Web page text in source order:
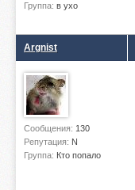
Группа: в ухо
Argnist
Сообщения: 130
Репутация: N
Группа: Кто попало